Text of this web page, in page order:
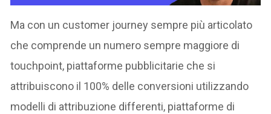
Ma con un customer journey sempre più articolato
che comprende un numero sempre maggiore di
touchpoint, piattaforme pubblicitarie che si
attribuiscono il 100% delle conversioni utilizzando
modelli di attribuzione differenti, piattaforme di